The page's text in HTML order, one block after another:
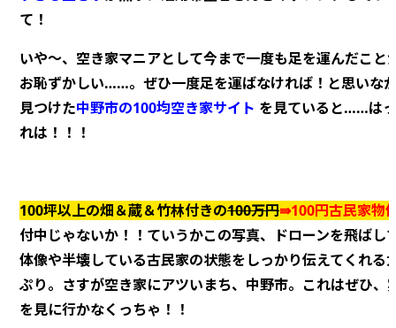
て！
いや～、空き家マニアとして今まで一度も足を運んだこと
お恥ずかしい……。ぜひ一度足を運ばなければ！と思いな
見つけた中野市の100均空き家サイト を見ていると……は
れは！！！
100坪以上の畑＆蔵＆竹林付きの100万円⇛100円古民家物
付中じゃないか！！ていうかこの写真、ドローンを飛ばし
体像や半壊している古民家の状態をしっかり伝えてくれる
ぷり。さすが空き家にアツいまち、中野市。これはぜひ、
を見に行かなくっちゃ！！